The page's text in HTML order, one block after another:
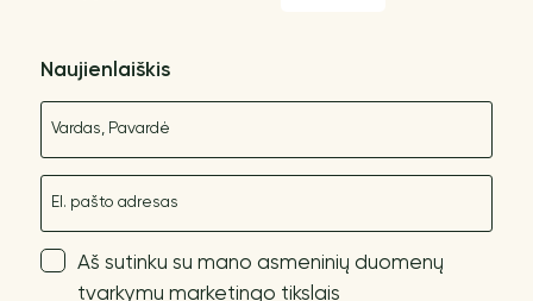
Naujienlaiškis
Aš sutinku su mano asmeninių duomenų
tvarkymu marketingo tikslais